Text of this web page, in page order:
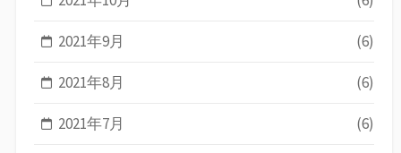
2021年9月 (6)
2021年8月 (6)
2021年7月 (6)